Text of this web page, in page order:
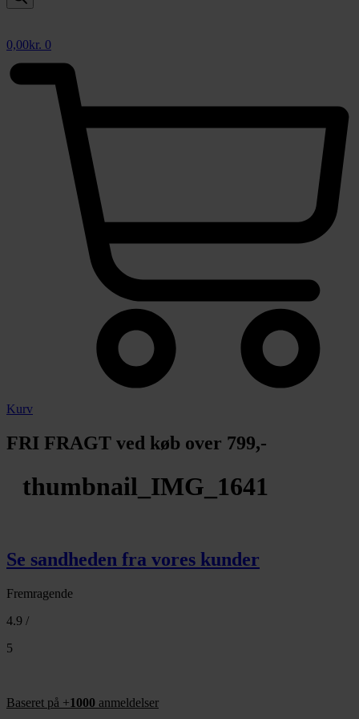
0,00kr. 0
Kurv
FRI FRAGT ved køb over 799,-
thumbnail_IMG_1641
Se sandheden fra vores kunder
Fremragende
4.9 /
5
Baseret på +1000 anmeldelser